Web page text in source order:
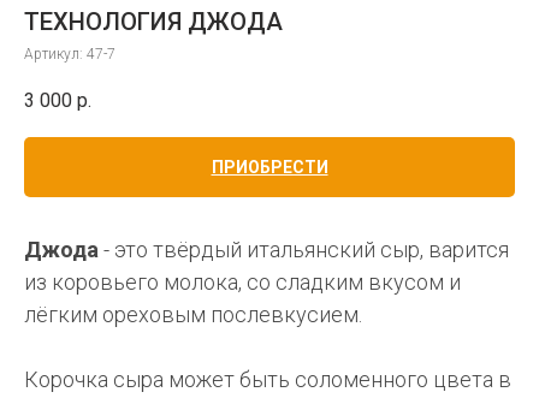
ТЕХНОЛОГИЯ ДЖОДА
Артикул: 47-7
3 000 р.
ПРИОБРЕСТИ
Джода- это твёрдый итальянский сыр, варится
из коровьего молока, со сладким вкусом и
лёгким ореховым послевкусием.
Корочка сыра может быть соломенного цвета в